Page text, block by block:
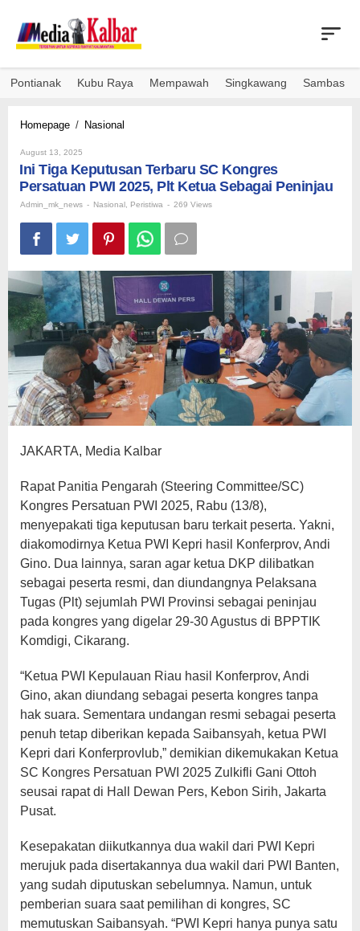
content
Pontianak Kubu Raya Mempawah Singkawang Sambas
Homepage / Nasional
Terbaru
SC
Kongres
Persatuan
PWI
2025,
Plt
Ketua
Sebagai
Peninjau
August 13, 2025
Ini Tiga Keputusan Terbaru SC Kongres
Persatuan PWI 2025, Plt Ketua Sebagai Peninjau
Admin_mk_news - Nasional Peristiwa - 269 Views
JAKARTA, Media Kalbar
Rapat Panitia Pengarah (Steering Committee/SC)
Kongres Persatuan PWI 2025, Rabu (13/8),
menyepakati tiga keputusan baru terkait peserta. Yakni,
diakomodirnya Ketua PWI Kepri hasil Konferprov, Andi
Gino. Dua lainnya, saran agar ketua DKP dilibatkan
sebagai peserta resmi, dan diundangnya Pelaksana
Tugas (Plt) sejumlah PWI Provinsi sebagai peninjau
pada kongres yang digelar 29-30 Agustus di BPPTIK
Komdigi, Cikarang.
“Ketua PWI Kepulauan Riau hasil Konferprov, Andi
Gino, akan diundang sebagai peserta kongres tanpa
hak suara. Sementara undangan resmi sebagai peserta
penuh tetap diberikan kepada Saibansyah, ketua PWI
Kepri dari Konferprovlub,” demikian dikemukakan Ketua
SC Kongres Persatuan PWI 2025 Zulkifli Gani Ottoh
seusai rapat di Hall Dewan Pers, Kebon Sirih, Jakarta
Pusat.
Kesepakatan diikutkannya dua wakil dari PWI Kepri
merujuk pada disertakannya dua wakil dari PWI Banten,
yang sudah diputuskan sebelumnya. Namun, untuk
pemberian suara saat pemilihan di kongres, SC
memutuskan Saibansyah. “PWI Kepri hanya punya satu